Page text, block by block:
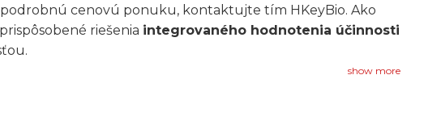
cenovú ponuku, kontaktujte tím HKeyBio. Ako
riešenia integrovaného hodnotenia účinnosti
show more